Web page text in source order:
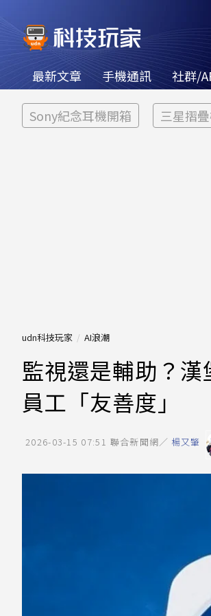
最新文章 手機通訊 社群/
Sony紀念耳機開箱 三星摺
udn科技玩家 AI浪潮
監視還是輔助？
員工「友善度」
2026-03-15 07:51 聯合新聞網／ 楊又肇